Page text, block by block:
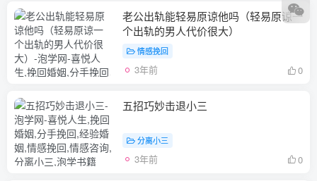
老公出轨能轻易原谅他吗（轻易原谅一
个出轨的男人代价很大）
情感挽回
3年前 0
五招巧妙击退小三
分离小三
3年前 0